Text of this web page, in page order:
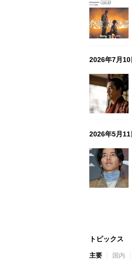
2026年7月10
2026年5月11
トピックス
主要 国内